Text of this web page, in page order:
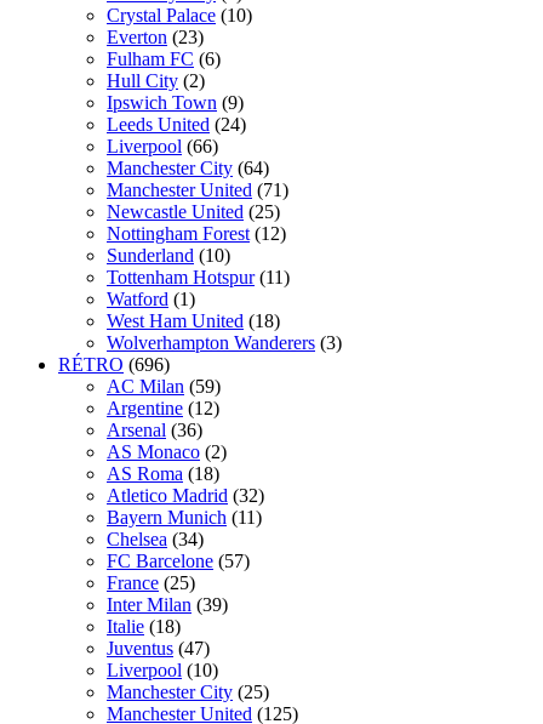
Crystal Palace (10)
Everton (23)
Fulham FC (6)
Hull City (2)
Ipswich Town (9)
Leeds United (24)
Liverpool (66)
Manchester City (64)
Manchester United (71)
Newcastle United (25)
Nottingham Forest (12)
Sunderland (10)
Tottenham Hotspur (11)
Watford (1)
West Ham United (18)
Wolverhampton Wanderers (3)
RÉTRO (696)
AC Milan (59)
Argentine (12)
Arsenal (36)
AS Monaco (2)
AS Roma (18)
Atletico Madrid (32)
Bayern Munich (11)
Chelsea (34)
FC Barcelone (57)
France (25)
Inter Milan (39)
Italie (18)
Juventus (47)
Liverpool (10)
Manchester City (25)
Manchester United (125)